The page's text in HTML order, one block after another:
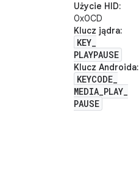
Użycie HID:
0x0CD
Klucz jądra:
KEY_
PLAYPAUSE
Klucz Androida:
KEYCODE_
MEDIA_PLAY_
PAUSE